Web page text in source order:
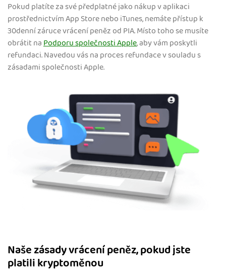
Pokud platíte za své předplatné jako nákup v aplikaci
prostřednictvím App Store nebo iTunes, nemáte přístup k
30denní záruce vrácení peněz od PIA. Místo toho se musíte
obrátit naPodporu společnosti Apple, aby vám poskytli
refundaci. Navedou vás na proces refundace v souladu s
zásadami společnosti Apple.
Naše zásady vrácení peněz, pokud jste
platili kryptoměnou